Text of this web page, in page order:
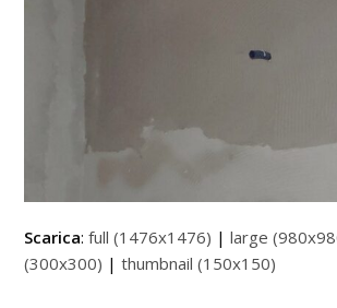
Scarica:full (1476x1476) |large
(300x300) |thumbnail (150x150)